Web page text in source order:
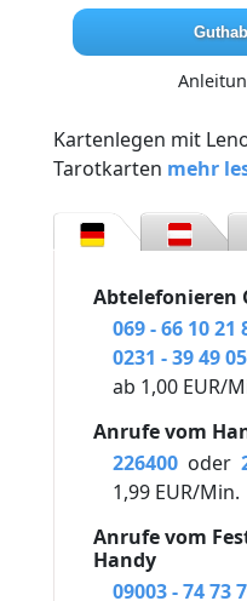
Kartenlegen mit
Tarotkarten mehr
Abtelefonieren
069 - 66 10 21
0231 - 39 49
ab 1,00 EUR/
Anrufe vom
226400 oder
1,99 EUR/Min.
Anrufe vom
Handy
09003 - 74 73